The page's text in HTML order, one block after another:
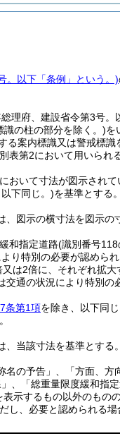
。以下「条例」という。)
理府、建設省令第3号。
識の柱の部分を除く。)を
案内標識又は警戒標識
表第2において用いられ
おいて寸法が図示され
下同じ。)を基準とする。
図示の横寸法を図示の
和指定道路(識別番号
り特別の必要が認めら
は2倍に、それぞれ拡大
通の状況により特別の
条第1項を除き、以下同
当該寸法を基準とする。
の予告」、「方面、方
、「総重量限度緩和指
示するもの以外のもの
し、必要と認められる場